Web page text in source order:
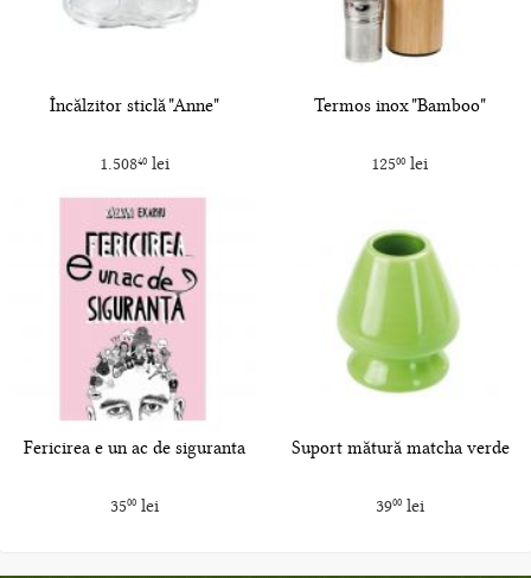
Încălzitor sticlă "Anne"
1.50840lei
Termos inox "Bamboo"
12500 lei
Fericirea e un ac de siguranta
3500lei
Suport mătură matcha verde
3900lei